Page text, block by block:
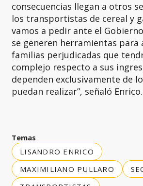
consecuencias llegan a otros
los transportistas de cereal y
vamos a pedir ante el
se generen herramientas para
familias perjudicadas que
complejo respecto a sus
dependen exclusivamente de
puedan realizar”, señaló Enrico.
Temas
LISANDRO ENRICO
MAXIMILIANO PULLARO